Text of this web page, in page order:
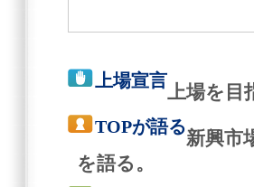
上場宣言
上場を目
TOPが語る
新興市
を語る。